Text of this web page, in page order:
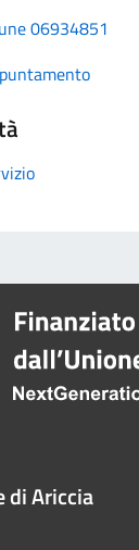
06934851
di Ariccia